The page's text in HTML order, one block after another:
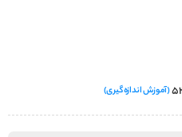
(آموزش اندازه‌گیری)